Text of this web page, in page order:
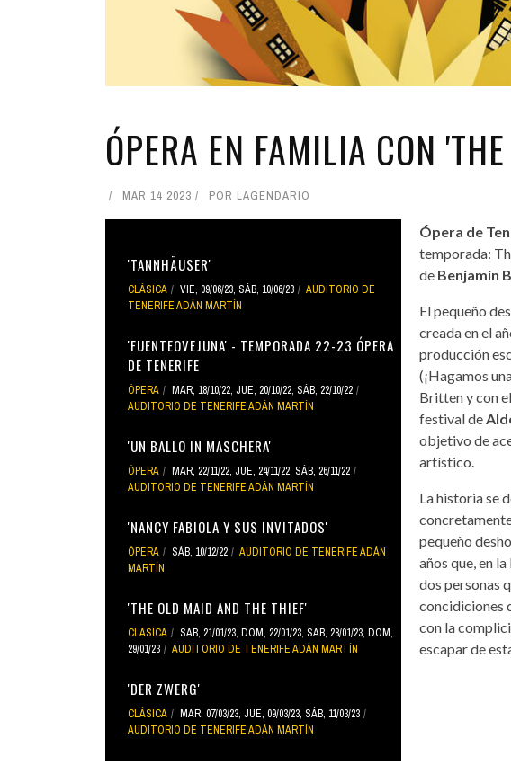
ÓPERA EN FAMILIA CON
MAR 14 2023 POR LAGENDARIO
'TANNHÄUSER'
CLÁSICA VIE, 09/06/23, SÁB, 10/06/23
AUDITORIO DE
TENERIFE ADÁN MARTÍN
'FUENTEOVEJUNA' - TEMPORADA 22-23 ÓPERA
DE TENERIFE
ÓPERA MAR, 18/10/22, JUE, 20/10/22, SÁB, 22/10/22
AUDITORIO DE TENERIFE ADÁN MARTÍN
'UN BALLO IN MASCHERA'
ÓPERA MAR, 22/11/22, JUE, 24/11/22, SÁB, 26/11/22
AUDITORIO DE TENERIFE ADÁN MARTÍN
'NANCY FABIOLA Y SUS INVITADOS'
ÓPERA SÁB, 10/12/22
AUDITORIO DE TENERIFE ADÁN
MARTÍN
'THE OLD MAID AND THE THIEF'
CLÁSICA SÁB, 21/01/23, DOM, 22/01/23, SÁB, 28/01/23, DOM,
29/01/23
AUDITORIO DE TENERIFE ADÁN MARTÍN
'DER ZWERG'
CLÁSICA MAR, 07/03/23, JUE, 09/03/23, SÁB, 11/03/23
AUDITORIO DE TENERIFE ADÁN MARTÍN
Ópera de
temporada:
de Benjamin
El pequeño
creada en el
producción
(¡Hagamos
Britten y con
festival de
objetivo de
artístico.
La historia se
pequeño
años que, en
dos personas
concidiciones
con la
escapar de